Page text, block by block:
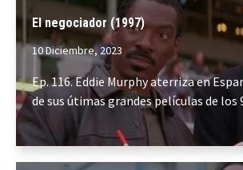
El negociador (1997)
10 Diciembre, 2023
Ep. 116. Eddie Murphy aterriza en
de sus útimas grandes películas de los